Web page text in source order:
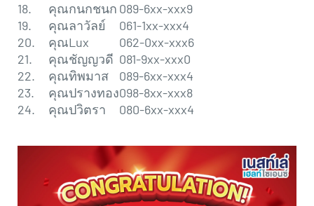
18.
คุณกนกชนก 089-6xx-xxx9
19.
คุณลาวัลย์
061-1xx-xxx4
20.
คุณLux
062-0xx-xxx6
21.
คุณชัญญวดี 081-9xx-xxx0
22.
คุณทิพมาส
089-6xx-xxx4
23.
คุณปรางทอง098-8xx-xxx8
24.
คุณปวิตรา 080-6xx-xxx4